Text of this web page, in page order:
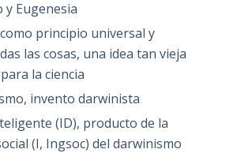
y Eugenesia
principio universal y
las cosas, una idea tan vieja
la ciencia
invento darwinista
(ID), producto de la
(I, Ingsoc) del darwinismo